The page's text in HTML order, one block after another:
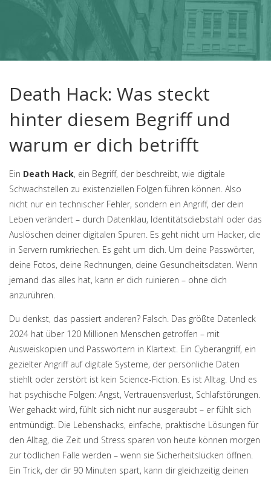
Death Hack: Was steckt
hinter diesem Begriff und
warum er dich betrifft
Ein Death Hack, ein Begriff, der beschreibt, wie digitale
Schwachstellen zu existenziellen Folgen führen können. Also
nicht nur ein technischer Fehler, sondern ein Angriff, der dein
Leben verändert – durch Datenklau, Identitätsdiebstahl oder das
Auslöschen deiner digitalen Spuren. Es geht nicht um Hacker, die
in Servern rumkriechen. Es geht um dich. Um deine Passwörter,
deine Fotos, deine Rechnungen, deine Gesundheitsdaten. Wenn
jemand das alles hat, kann er dich ruinieren – ohne dich
anzurühren.
Du denkst, das passiert anderen? Falsch. Das größte Datenleck
2024 hat über 120 Millionen Menschen getroffen – mit
Ausweiskopien und Passwörtern in Klartext. Ein Cyberangriff, ein
gezielter Angriff auf digitale Systeme, der persönliche Daten
stiehlt oder zerstört ist kein Science-Fiction. Es ist Alltag. Und es
hat psychische Folgen: Angst, Vertrauensverlust, Schlafstörungen.
Wer gehackt wird, fühlt sich nicht nur ausgeraubt – er fühlt sich
entmündigt. Die Lebenshacks, einfache, praktische Lösungen für
den Alltag, die Zeit und Stress sparen von heute können morgen
zur tödlichen Falle werden – wenn sie Sicherheitslücken öffnen.
Ein Trick, der dir 90 Minuten spart, kann dir gleichzeitig deinen